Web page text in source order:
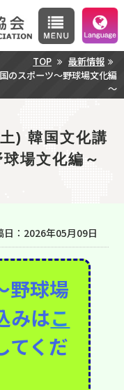
TOP
最新情報
のスポーツ～野球場文化編
～
) 韓国文化講
場文化編～
日：2026年05月09日
野球場
みはこ
てくだ